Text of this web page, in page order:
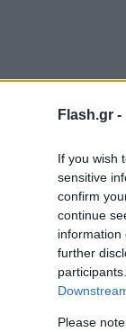
Flash.gr -
If you wish
sensitive
confirm
continue
information
further
Please